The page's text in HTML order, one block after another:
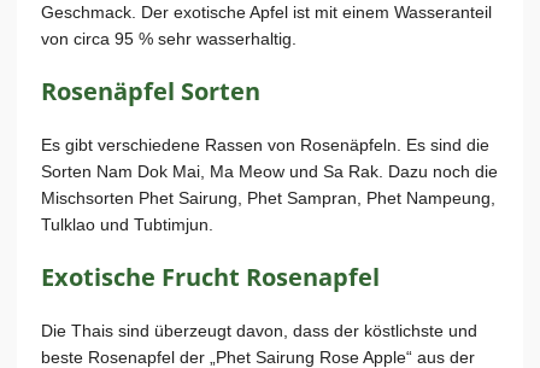
Geschmack. Der exotische Apfel ist mit einem Wasseranteil
von circa 95 % sehr wasserhaltig.
Rosenäpfel Sorten
Es gibt verschiedene Rassen von Rosenäpfeln. Es sind die
Sorten Nam Dok Mai, Ma Meow und Sa Rak. Dazu noch die
Mischsorten Phet Sairung, Phet Sampran, Phet Nampeung,
Tulklao und Tub­tim­jun.
Exotische Frucht Rosenapfel
Die Thais sind überzeugt davon, dass der köstlichste und
beste Rosenapfel der „Phet Sairung Rose Apple“ aus der